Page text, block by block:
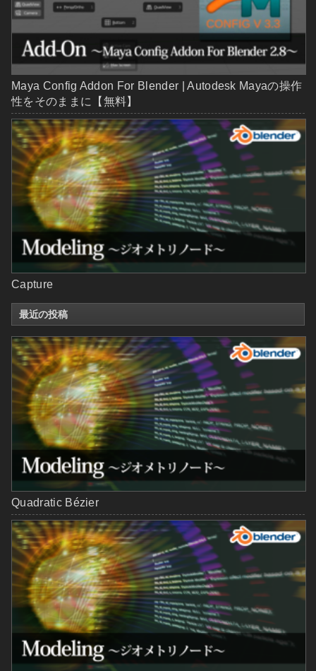
Maya Config Addon For Blender | Autodesk Mayaの操作
性をそのままに【無料】
Capture
最近の投稿
Quadratic Bézier